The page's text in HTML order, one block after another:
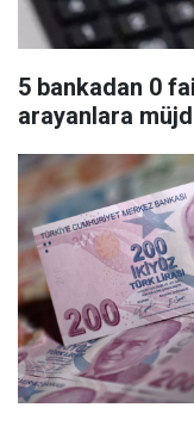
5 bankadan 0
arayanlara